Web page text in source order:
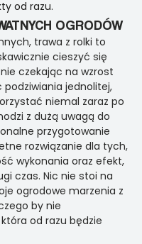
od razu.
OGRODÓW
trawa z rolki to
cieszyć się
czekając na wzrost
podziwiania jednolitej,
niemal zaraz po
z dużą uwagą do
przygotowanie
rozwiązanie dla tych,
wykonania oraz efekt,
czas. Nic nie stoi na
ogrodowe marzenia z
by nie
od razu będzie